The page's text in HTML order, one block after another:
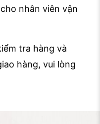
nhân viên vận
tra hàng và
hàng, vui lòng